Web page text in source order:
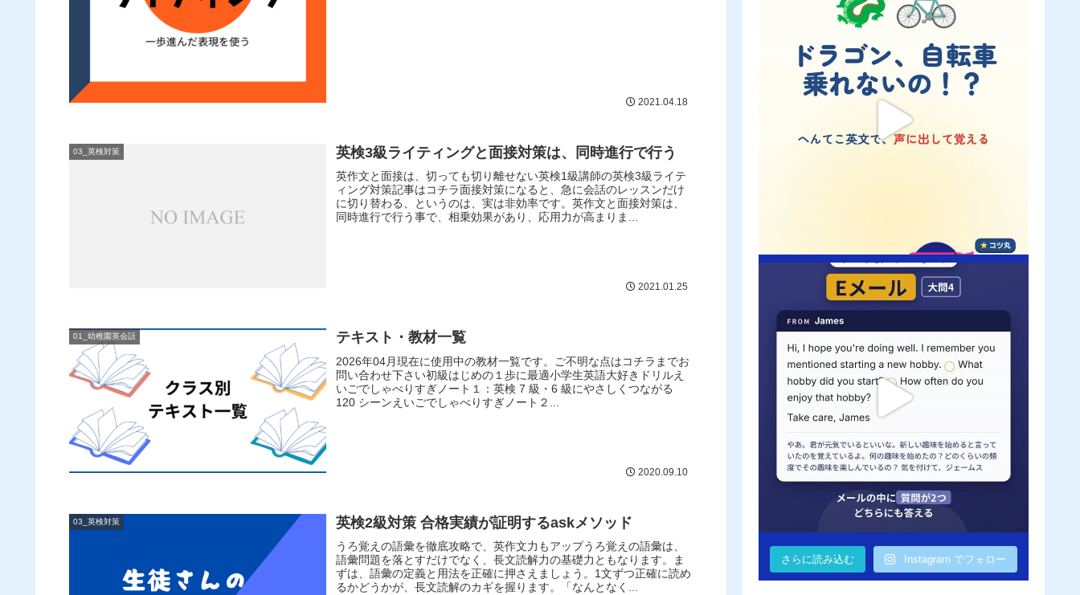
2021.04.18
03_英検対策 英検3級ライティングと面接対策は、同時進行で行う
英作文と面接は、切っても切り離せない英検1級講師の英検3級ライテ
ィング対策記事はコチラ面接対策になると、急に会話のレッスンだけ
に切り替わる、というのは、実は非効率です。英作文と面接対策は、
同時進行で行う事で、相乗効果があり、応用力が高まりま...
2021.01.25
01_幼稚園英会話 テキスト・教材一覧
2026年04月現在に使用中の教材一覧です。ご不明な点はコチラまでお
問い合わせ下さい初級はじめの１歩に最適小学生英語大好きドリルえ
いごでしゃべりすぎノート１：英検 7 級・6 級にやさしくつながる
120 シーンえいごでしゃべりすぎノート２...
2020.09.10
03_英検対策 英検2級対策 合格実績が証明するaskメソッド
うろ覚えの語彙を徹底攻略で、英作文力もアップうろ覚えの語彙は、
語彙問題を落とすだけでなく、長文読解力の基礎力ともなります。ま
ずは、語彙の定義と用法を正確に押さえましょう。1文ずつ正確に読め
るかどうかが、長文読解のカギを握ります。「なんとなく...
さらに読み込む Instagram でフォロー